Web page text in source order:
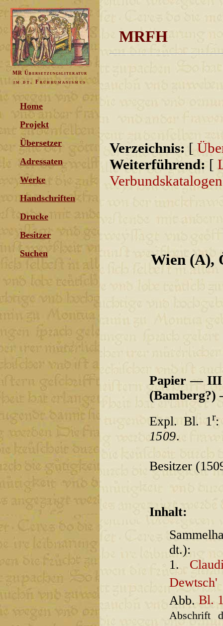
MR Übersetzungsliteratur
im dt. Frühhumanismus
Home
Projekt
Übersetzer
Adressaten
Werke
Handschriften
Drucke
Besitzer
Suchen
MRFH
Verzeichnis: [
Weiterführend: [
Verbundskatalogen
Wien (A),
Papier —
Expl. Bl. 1r
1509.
Besitzer
Inhalt:
dt.):
1.
Dewtsch'
Abb. Bl.
Abschrift